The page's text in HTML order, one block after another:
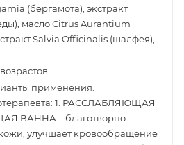
(бергамота), экстракт
масло Citrus Aurantium
Salvia Officinalis (шалфея),
применения.
1. РАССЛАБЛЯЮЩАЯ
ВАННА – благотворно
улучшает кровообращение